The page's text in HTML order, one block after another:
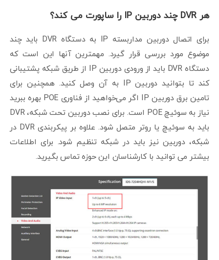
هر DVR چند دوربین IP را ساپورت می کند؟
برای اتصال دوربین مداربسته IP به دستگاه DVR باید چند
موضوع مورد بررسی قرار گیرد. مهمترین آنها این است که
دستگاه DVR باید از ورودی دوربین IP از طریق شبکه پشتیبانی
کند تا بتوانید دوربین IP به آن وصل کنید. همچنین برای
تامین برق دوربین IP اگر می‌خواهید از فناوری POE بهره ببرید
نیاز به سوئیچ POE است. برای نصب دوربین تحت شبکه، DVR
باید به سوئیچ یا روتر متصل شود. علاوه بر پیکربندی DVR در
شبکه، دوربین نیز باید در شبکه تنظیم شود. برای اطلاعات
بیشتر می توانید با کارشناسان این حوزه تماس بگیرید.